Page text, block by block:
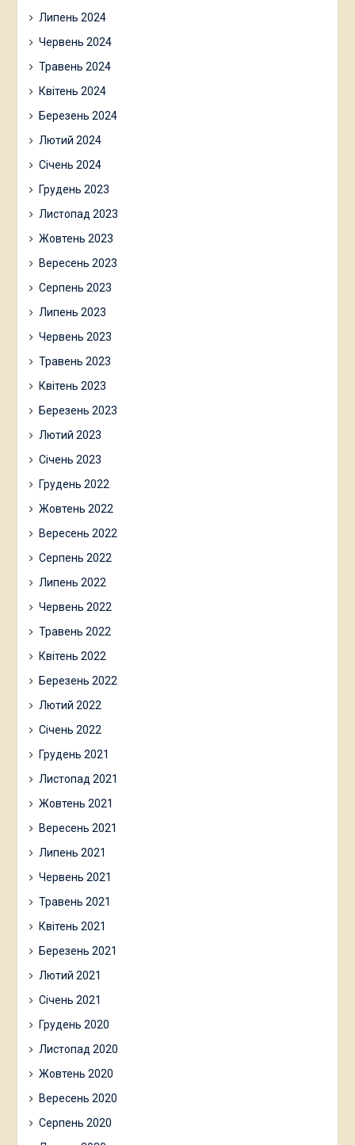
Липень 2024
Червень 2024
Травень 2024
Квітень 2024
Березень 2024
Лютий 2024
Січень 2024
Грудень 2023
Листопад 2023
Жовтень 2023
Вересень 2023
Серпень 2023
Липень 2023
Червень 2023
Травень 2023
Квітень 2023
Березень 2023
Лютий 2023
Січень 2023
Грудень 2022
Жовтень 2022
Вересень 2022
Серпень 2022
Липень 2022
Червень 2022
Травень 2022
Квітень 2022
Березень 2022
Лютий 2022
Січень 2022
Грудень 2021
Листопад 2021
Жовтень 2021
Вересень 2021
Липень 2021
Червень 2021
Травень 2021
Квітень 2021
Березень 2021
Лютий 2021
Січень 2021
Грудень 2020
Листопад 2020
Жовтень 2020
Вересень 2020
Серпень 2020